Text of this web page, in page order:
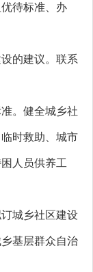
待标准、办
的建议。联系
。健全城乡社
时救助、城市
人员供养工
城乡社区建设
基层群众自治